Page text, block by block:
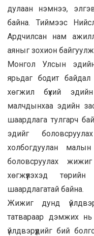
дулаан нэмнээ,
байна. Тиймээс
Ардчилсан нам
аяныг зохион
Монгол Улсын
ярьдаг бодит байдал
хөгжил бүхий
малчдынхаа эдийн
шаардлага тулгарч
эдийг
холбогдуулан малын
боловсруулах
хөгжүүлэхэд
шаардлагатай байна.
Жижиг дунд
татвараар дэмжих нь
үйлдвэрүүдийг бий